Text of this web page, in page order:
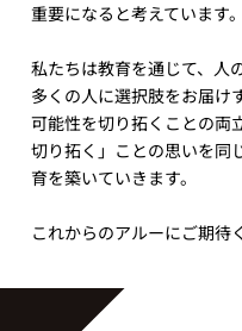
重要になると考えています。
私たちは教育を通じて、人
多くの人に選択肢をお届け
可能性を切り拓くことの両
切り拓く」ことの思いを同
育を築いていきます。
これからのアルーにご期待